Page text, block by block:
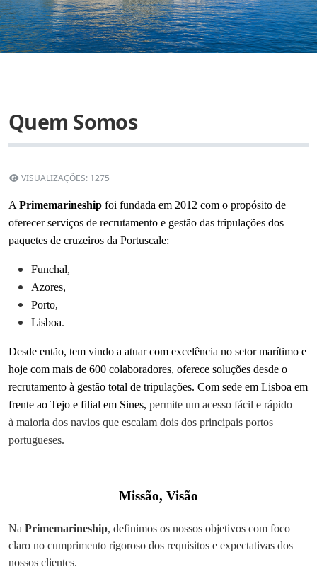
Quem Somos
VISUALIZAÇÕES: 1275
A Primemarineship foi fundada em 2012 com o propósito de
oferecer serviços de recrutamento e gestão das tripulações dos
paquetes de cruzeiros da Portuscale:
Funchal,
Azores,
Porto,
Lisboa.
Desde então, tem vindo a atuar com excelência no setor marítimo e
hoje com mais de 600 colaboradores, oferece soluções desde o
recrutamento à gestão total de tripulações. Com sede em Lisboa em
frente ao Tejo e filial em Sines, permite um acesso fácil e rápido
à maioria dos navios que escalam dois dos principais portos
portugueses.
Missão, Visão
Na Primemarineship, definimos os nossos objetivos com foco
claro no cumprimento rigoroso dos requisitos e expectativas dos
nossos clientes.